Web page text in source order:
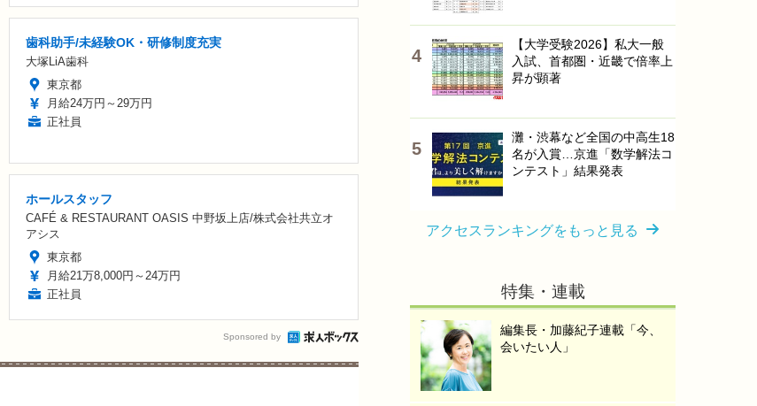
歯科助手/未経験OK・研修制度充実
大塚LiA歯科
東京都
月給24万円～29万円
正社員
ホールスタッフ
CAFÉ & RESTAURANT OASIS 中野坂上店/株式会社共立オ
アシス
東京都
月給21万8,000円～24万円
正社員
Sponsored by
【大学受験2026】私大一般
入試、首都圏・近畿で倍率上
昇が顕著
灘・渋幕など全国の中高生18
名が入賞…京進「数学解法コ
ンテスト」結果発表
アクセスランキングをもっと見る
特集・連載
編集長・加藤紀子連載「今、
会いたい人」